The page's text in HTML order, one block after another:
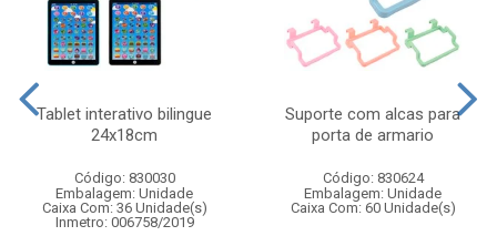
Tablet interativo bilingue
24x18cm
Código: 830030
Embalagem: Unidade
Caixa Com: 36 Unidade(s)
Inmetro: 006758/2019
Suporte com alcas para
porta de armario
Código: 830624
Embalagem: Unidade
Caixa Com: 60 Unidade(s)